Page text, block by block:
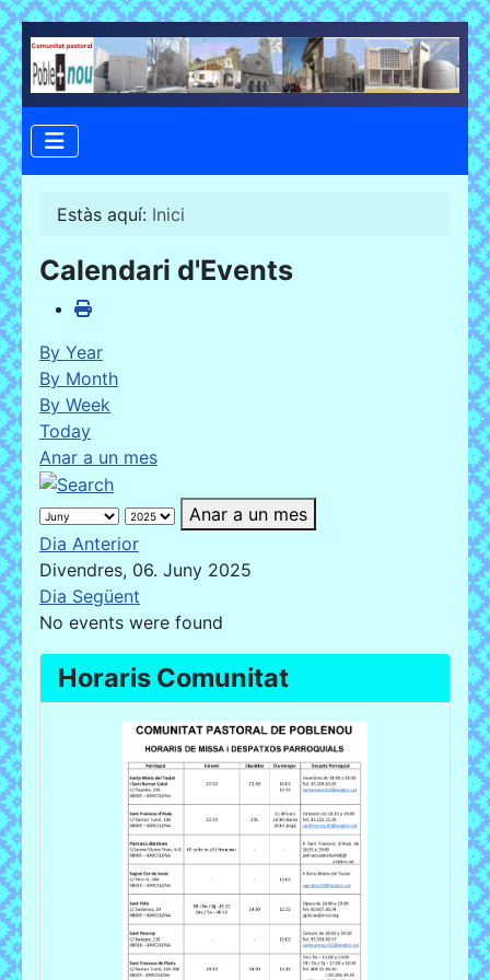
Estàs aquí: Inici
Calendari d'Events
By Year
By Month
By Week
Today
Anar a un mes
Anar a un mes
Dia Anterior
Divendres, 06. Juny 2025
Dia Següent
No events were found
Horaris Comunitat